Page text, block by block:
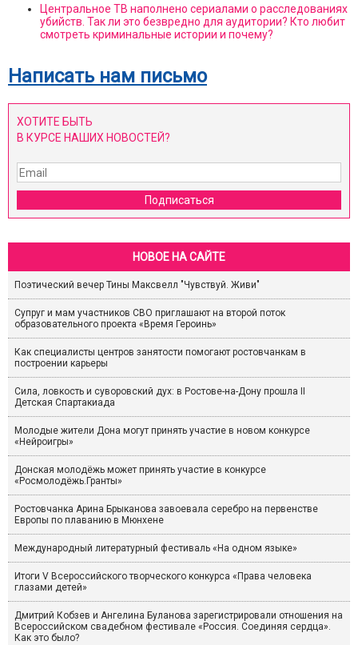
Центральное ТВ наполнено сериалами о расследованиях
убийств. Так ли это безвредно для аудитории? Кто любит
смотреть криминальные истории и почему?
Написать нам письмо
ХОТИТЕ БЫТЬ
В КУРСЕ НАШИХ НОВОСТЕЙ?
Подписаться
НОВОЕ НА САЙТЕ
Поэтический вечер Тины Максвелл "Чувствуй. Живи"
Супруг и мам участников СВО приглашают на второй поток
образовательного проекта «Время Героинь»
Как специалисты центров занятости помогают ростовчанкам в
построении карьеры
Сила, ловкость и суворовский дух: в Ростове-на-Дону прошла II
Детская Спартакиада
Молодые жители Дона могут принять участие в новом конкурсе
«Нейроигры»
Донская молодёжь может принять участие в конкурсе
«Росмолодёжь.Гранты»
Ростовчанка Арина Брыканова завоевала серебро на первенстве
Европы по плаванию в Мюнхене
Международный литературный фестиваль «На одном языке»
Итоги V Всероссийского творческого конкурса «Права человека
глазами детей»
Дмитрий Кобзев и Ангелина Буланова зарегистрировали отношения на
Всероссийском свадебном фестивале «Россия. Соединяя сердца».
Как это было?